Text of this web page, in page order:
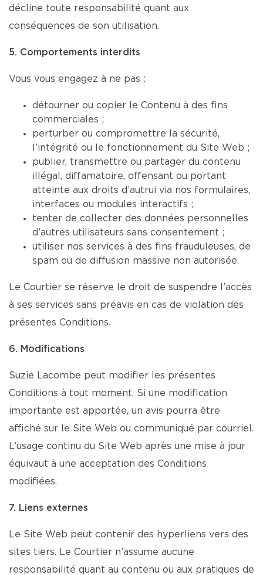
décline toute responsabilité quant aux
conséquences de son utilisation.
5. Comportements interdits
Vous vous engagez à ne pas :
détourner ou copier le Contenu à des fins
commerciales ;
perturber ou compromettre la sécurité,
l’intégrité ou le fonctionnement du Site Web ;
publier, transmettre ou partager du contenu
illégal, diffamatoire, offensant ou portant
atteinte aux droits d’autrui via nos formulaires,
interfaces ou modules interactifs ;
tenter de collecter des données personnelles
d’autres utilisateurs sans consentement ;
utiliser nos services à des fins frauduleuses, de
spam ou de diffusion massive non autorisée.
Le Courtier se réserve le droit de suspendre l’accès
à ses services sans préavis en cas de violation des
présentes Conditions.
6. Modifications
Suzie Lacombe peut modifier les présentes
Conditions à tout moment. Si une modification
importante est apportée, un avis pourra être
affiché sur le Site Web ou communiqué par courriel.
L’usage continu du Site Web après une mise à jour
équivaut à une acceptation des Conditions
modifiées.
7. Liens externes
Le Site Web peut contenir des hyperliens vers des
sites tiers. Le Courtier n’assume aucune
responsabilité quant au contenu ou aux pratiques de